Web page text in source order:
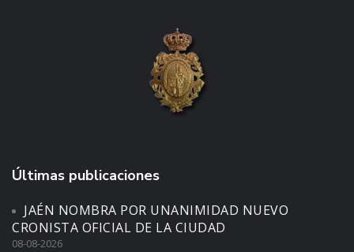
Últimas publicaciones
JAÉN NOMBRA POR UNANIMIDAD NUEVO
CRONISTA OFICIAL DE LA CIUDAD
08-08-2026